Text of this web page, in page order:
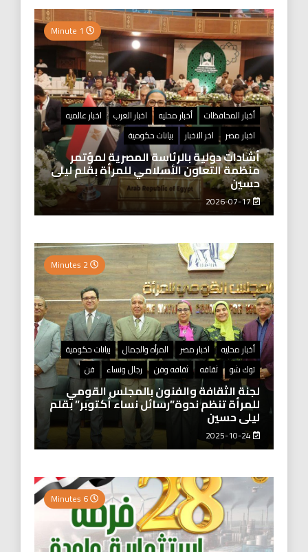
أخبار المحافظات أخبار محليه اخبار العرب
اخبار عالميه
اخبار مصر
اخر الاخبار بيانات حكومية
أشادات دولية بالرئاسة المصرية لمؤتمر
منظمة التعاون الأسلامي للمرأة بقلم ليلى
حسين
2026-07-17
أخبار محليه اخبار مصر المرأه والجمال
بيانات حكومية
توك شو
ثقافه ثقافه وفن رجال ونساء فن
لجنة الثقافة والفنون بالمجلس القومي
للمرأة تنظم ندوة”رسائل نساء أكتوبر” بقلم
ليلى حسين